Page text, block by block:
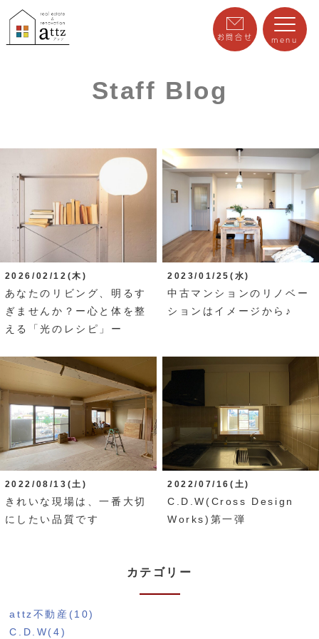
お問合せ menu
Staff Blog
2026/02/12(木)
あなたのリビング、明るす
ぎませんか？ー心と体を整
える「光のレシピ」ー
2023/01/25(水)
中古マンションのリノベー
ションはイメージから♪
2022/08/13(土)
きれいな現場は、一番大切
にしたい品質です
2022/07/16(土)
C.D.W(Cross Design
Works)第一弾
カテゴリー
attz不動産(10)
C.D.W(4)